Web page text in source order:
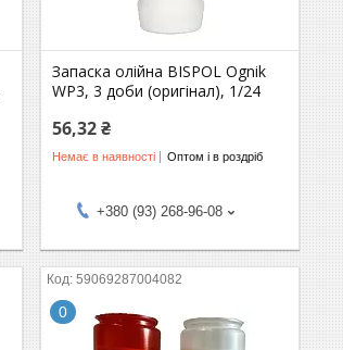
Запаска олійна BISPOL Ognik
WP3, 3 доби (оригінал), 1/24
56,32 ₴
Немає в наявності Оптом і в роздріб
+380 (93) 268-96-08
59069287004082
0